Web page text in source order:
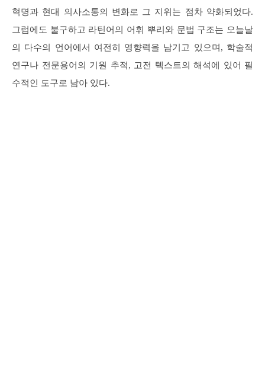
혁명과 현대 의사소통의 변화로 그 지위는 점차 약화되었다.
그럼에도 불구하고 라틴어의 어휘 뿌리와 문법 구조는 오늘날
의 다수의 언어에서 여전히 영향력을 남기고 있으며, 학술적
연구나 전문용어의 기원 추적, 고전 텍스트의 해석에 있어 필
수적인 도구로 남아 있다.